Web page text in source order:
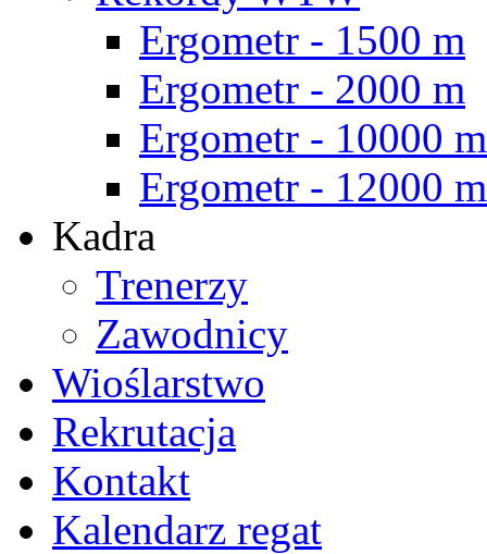
Ergometr - 1500 m
Ergometr - 2000 m
Ergometr - 10000 m
Ergometr - 12000 m
Kadra
Trenerzy
Zawodnicy
Wioślarstwo
Rekrutacja
Kontakt
Kalendarz regat